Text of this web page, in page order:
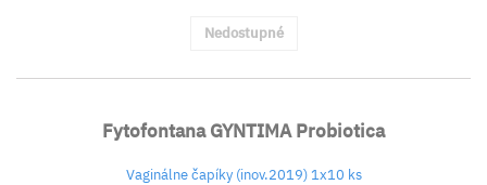
Nedostupné
Fytofontana GYNTIMA Probiotica
Vaginálne čapíky (inov.2019) 1x10 ks